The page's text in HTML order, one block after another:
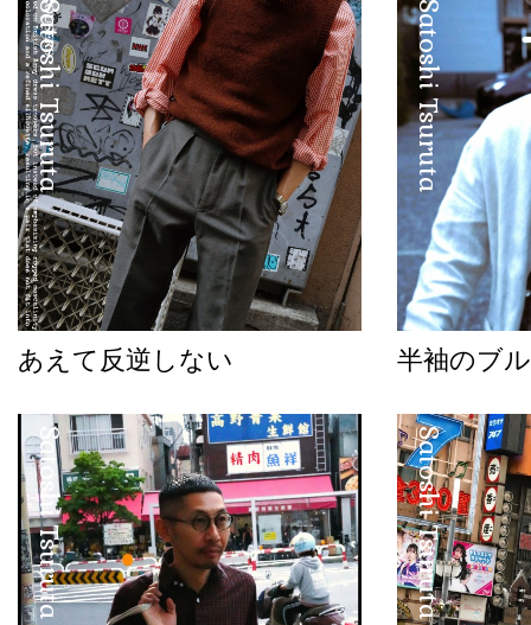
Satoshi Tsuruta
あえて反逆しない
Satoshi Tsuruta
半袖のブ
Satoshi Tsuruta Satoshi Tsuruta